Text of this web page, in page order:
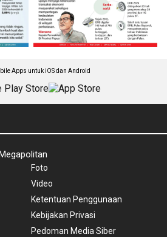
Apps untuk iOS dan Android
Foto
Video
Ketentuan Penggunaan
Kebijakan Privasi
Pedoman Media Siber